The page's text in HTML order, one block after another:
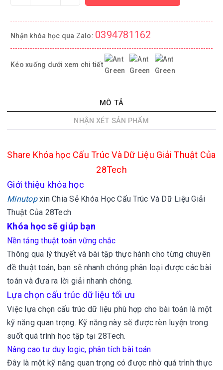
Nhận khóa học qua Zalo: 0394781162
Kéo xuống dưới xem chi tiết
MÔ TẢ
NHẬN XÉT SẢN PHẨM
Share Khóa học Cấu Trúc Và Dữ Liệu Giải Thuật Của
28Tech
Giới thiệu khóa học
Minutopxin Chia Sẻ Khóa Học Cấu Trúc Và Dữ Liệu Giải
Thuật Của 28Tech
Khóa học sẽ giúp bạn
Nền tảng thuật toán vững chắc
Thông qua lý thuyết và bài tập thực hành cho từng chuyên
đề thuật toán, bạn sẽ nhanh chóng phân loại được các bài
toán và đưa ra lời giải nhanh chóng.
Lựa chọn cấu trúc dữ liệu tối ưu
Việc lựa chọn cấu trúc dữ liệu phù hợp cho bài toán là một
kỹ năng quan trọng. Kỹ năng này sẽ được rèn luyện trong
suốt quá trình học tập tại 28Tech.
Nâng cao tư duy logic, phân tích bài toán
Đây là một kỹ năng quan trọng có được nhờ quá trình thực